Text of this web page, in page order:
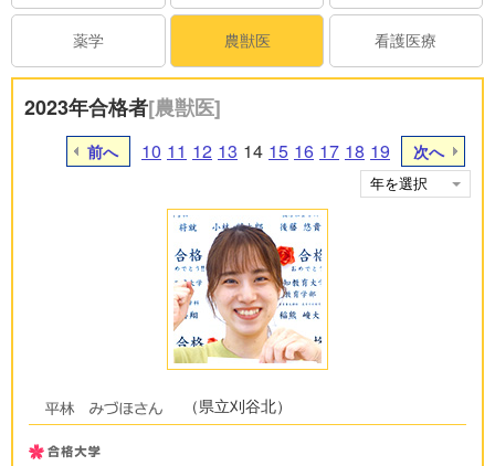
薬学 農獣医 看護医療
2023年合格者[農獣医]
前へ 10 11 12 13 14 15 16 17 18 19 次へ
（県立刈谷北）